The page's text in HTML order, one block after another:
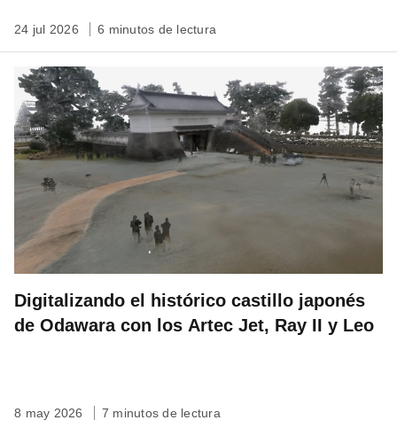
24 jul 2026 6 minutos de lectura
Digitalizando el histórico castillo japonés
de Odawara con los Artec Jet, Ray II y Leo
8 may 2026 7 minutos de lectura